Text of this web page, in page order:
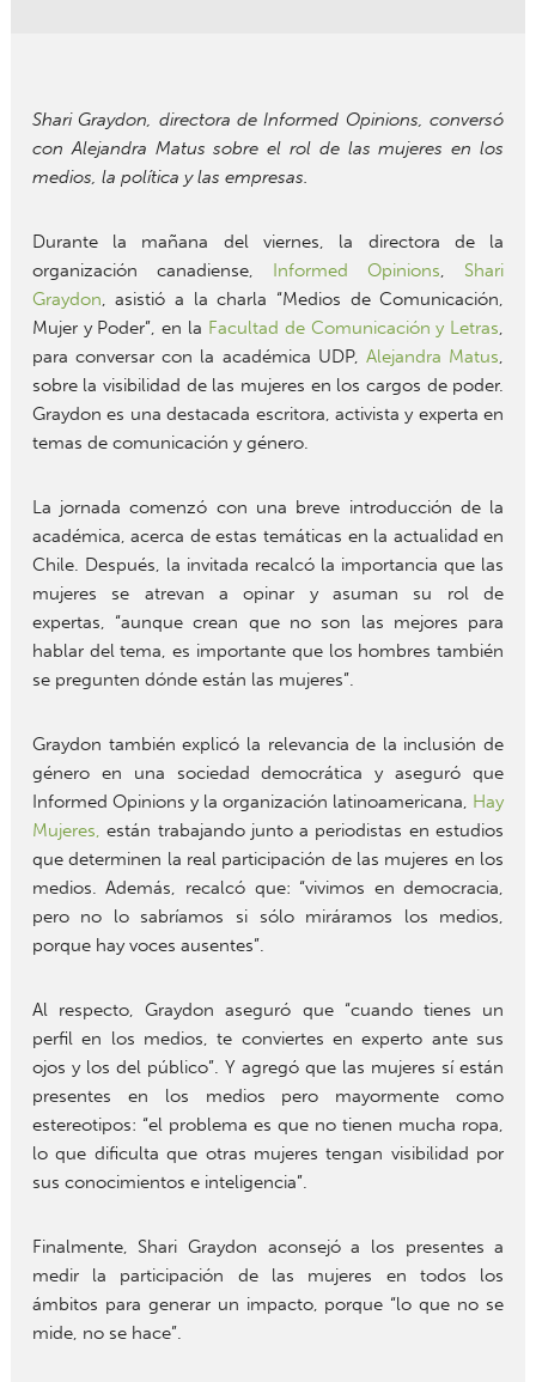
Shari Graydon, directora de Informed Opinions, conversó
con Alejandra Matus sobre el rol de las mujeres en los
medios, la política y las empresas.
Durante la mañana del viernes, la directora de la
organización canadiense, Informed Opinions, Shari
Graydon, asistió a la charla “Medios de Comunicación,
Mujer y Poder”, en la Facultad de Comunicación y Letras,
para conversar con la académica UDP, Alejandra Matus,
sobre la visibilidad de las mujeres en los cargos de poder.
Graydon es una destacada escritora, activista y experta en
temas de comunicación y género.
La jornada comenzó con una breve introducción de la
académica, acerca de estas temáticas en la actualidad en
Chile. Después, la invitada recalcó la importancia que las
mujeres se atrevan a opinar y asuman su rol de
expertas, “aunque crean que no son las mejores para
hablar del tema, es importante que los hombres también
se pregunten dónde están las mujeres”.
Graydon también explicó la relevancia de la inclusión de
género en una sociedad democrática y aseguró que
Informed Opinions y la organización latinoamericana, Hay
Mujeres, están trabajando junto a periodistas en estudios
que determinen la real participación de las mujeres en los
medios. Además, recalcó que: “vivimos en democracia,
pero no lo sabríamos si sólo miráramos los medios,
porque hay voces ausentes”.
Al respecto, Graydon aseguró que “cuando tienes un
perfil en los medios, te conviertes en experto ante sus
ojos y los del público”. Y agregó que las mujeres sí están
presentes en los medios pero mayormente como
estereotipos: “el problema es que no tienen mucha ropa,
lo que dificulta que otras mujeres tengan visibilidad por
sus conocimientos e inteligencia”.
Finalmente, Shari Graydon aconsejó a los presentes a
medir la participación de las mujeres en todos los
ámbitos para generar un impacto, porque “lo que no se
mide, no se hace”.